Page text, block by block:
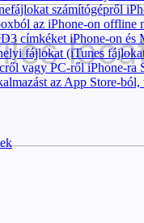
számítógépről
az iPhone-on offline
címkéket iPhone-on és
fájlokat (iTunes
vagy PC-ről iPhone-ra
az App Store-